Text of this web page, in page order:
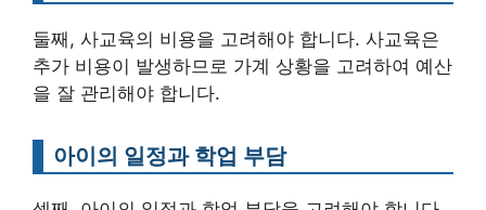
둘째, 사교육의 비용을 고려해야 합니다. 사교육은
추가 비용이 발생하므로 가계 상황을 고려하여 예산
을 잘 관리해야 합니다.
아이의 일정과 학업 부담